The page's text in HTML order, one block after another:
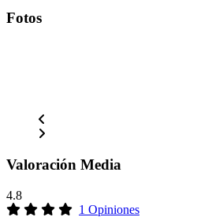
Fotos
Valoración Media
4.8
1 Opiniones